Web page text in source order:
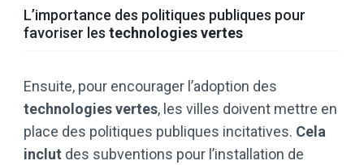
L’importance des politiques publiques pour
favoriser les technologies vertes
Ensuite, pour encourager l’adoption des
technologies vertes, les villes doivent mettre en
place des politiques publiques incitatives. Cela
inclut des subventions pour l’installation de